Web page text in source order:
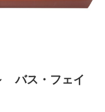
バス・フェイ